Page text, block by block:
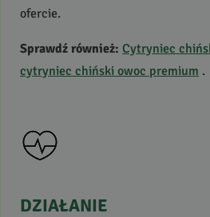
ofercie.
Sprawdź również: Cytryniec
cytryniec chiński owoc premium .
DZIAŁANIE